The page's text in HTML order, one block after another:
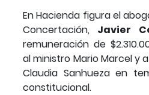
En Hacienda figura el
Concertación, Javier
remuneración de
al ministro Mario Marcel y
Claudia Sanhueza en
constitucional.